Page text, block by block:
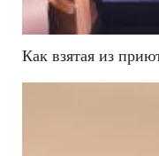
Как взятая из